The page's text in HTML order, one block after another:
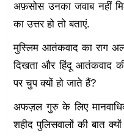
अफ़सोस उनका जवाब नहीं
का उत्तर हो तो बताएं.
मुस्लिम आतंकवाद का राग
दिखता और हिंदू आतंकवाद
पर चुप क्यों हो जाते हैं?
अफज़ल गुरु के लिए
शहीद पुलिसवालों की बात